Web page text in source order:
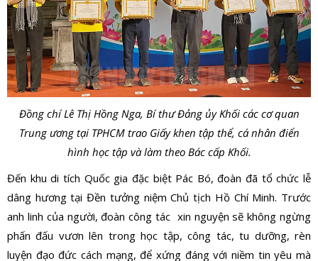
Đồng chí Lê Thị Hồng Nga, Bí thư Đảng ủy Khối các cơ quan
Trung ương tại TPHCM trao Giấy khen tập thể, cá nhân điển
hình học tập và làm theo Bác cấp Khối.
Đến khu di tích Quốc gia đặc biệt Pác Bó, đoàn đã tổ chức lễ
dâng hương tại Đền tưởng niệm Chủ tịch Hồ Chí Minh. Trước
anh linh của người, đoàn công tác xin nguyện sẽ không ngừng
phấn đấu vươn lên trong học tập, công tác, tu dưỡng, rèn
luyện đạo đức cách mạng, để xứng đáng với niềm tin yêu mà